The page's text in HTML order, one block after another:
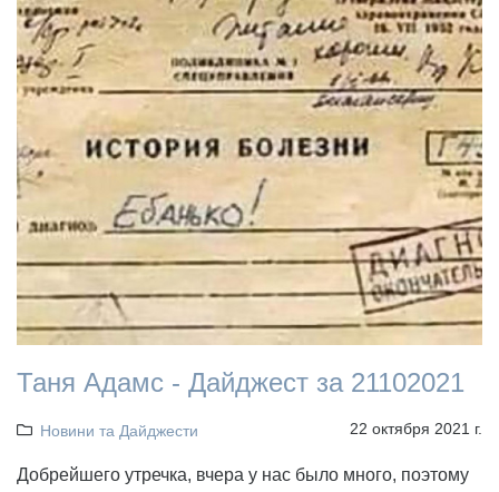
Таня Адамс - Дайджест за 21102021
Новини та Дайджести 22 октября 2021 г.
Добрейшего утречка, вчера у нас было много, поэтому